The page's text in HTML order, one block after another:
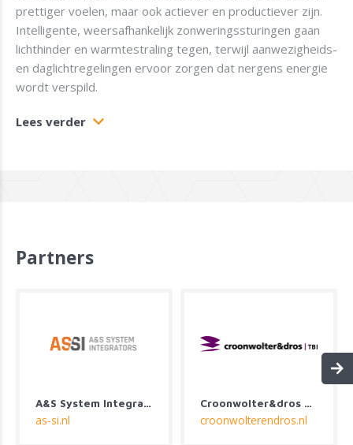
prettiger voelen, maar ook actiever en productiever zijn.
Intelligente, weersafhankelijk zonweringssturingen gaan
lichthinder en warmtestraling tegen, terwijl aanwezigheids-
en daglichtregelingen ervoor zorgen dat nergens energie
wordt verspild.
Lees verder
Partners
A&S System Integrators
as-si.nl
Croonwolter&dros B.V.
croonwolterendros.nl